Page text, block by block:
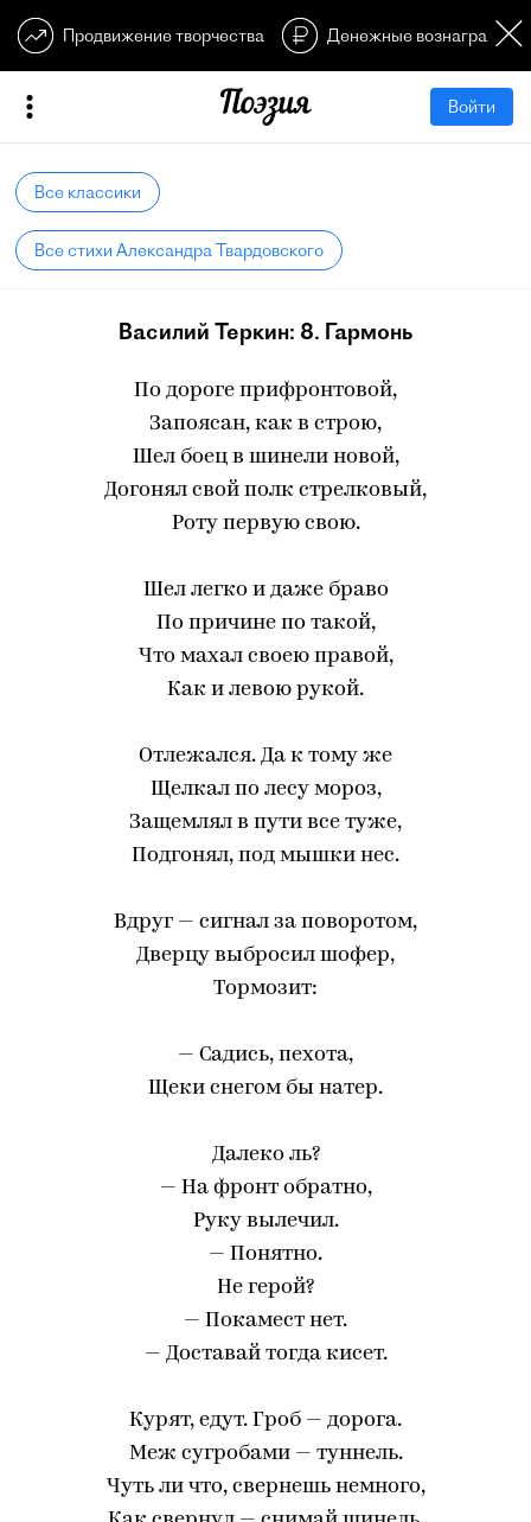
Продвижение творчества Денежные
Войти
Все классики
Все стихи Александра Твардовского
Василий Теркин: 8. Гармонь
По дороге прифронтовой,
Запоясан, как в строю,
Шел боец в шинели новой,
Догонял свой полк стрелковый,
Роту первую свою.
Шел легко и даже браво
По причине по такой,
Что махал своею правой,
Как и левою рукой.
Отлежался. Да к тому же
Щелкал по лесу мороз,
Защемлял в пути все туже,
Подгонял, под мышки нес.
Вдруг — сигнал за поворотом,
Дверцу выбросил шофер,
Тормозит:
— Садись, пехота,
Щеки снегом бы натер.
Далеко ль?
— На фронт обратно,
Руку вылечил.
— Понятно.
Не герой?
— Покамест нет.
— Доставай тогда кисет.
Курят, едут. Гроб — дорога.
Меж сугробами — туннель.
Чуть ли что, свернешь немного,